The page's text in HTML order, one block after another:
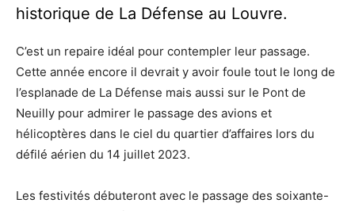
historique de La Défense au Louvre.
C’est un repaire idéal pour contempler leur passage.
Cette année encore il devrait y avoir foule tout le long de
l’esplanade de La Défense mais aussi sur le Pont de
Neuilly pour admirer le passage des avions et
hélicoptères dans le ciel du quartier d’affaires lors du
défilé aérien du 14 juillet 2023.
Les festivités débuteront avec le passage des soixante-